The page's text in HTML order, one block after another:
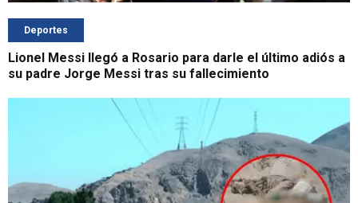
Deportes
Lionel Messi llegó a Rosario para darle el último adiós a
su padre Jorge Messi tras su fallecimiento